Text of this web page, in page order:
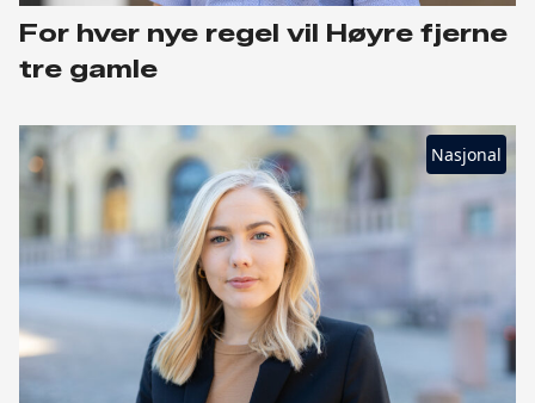
For hver nye regel vil Høyre fjerne
tre gamle
Nasjonal